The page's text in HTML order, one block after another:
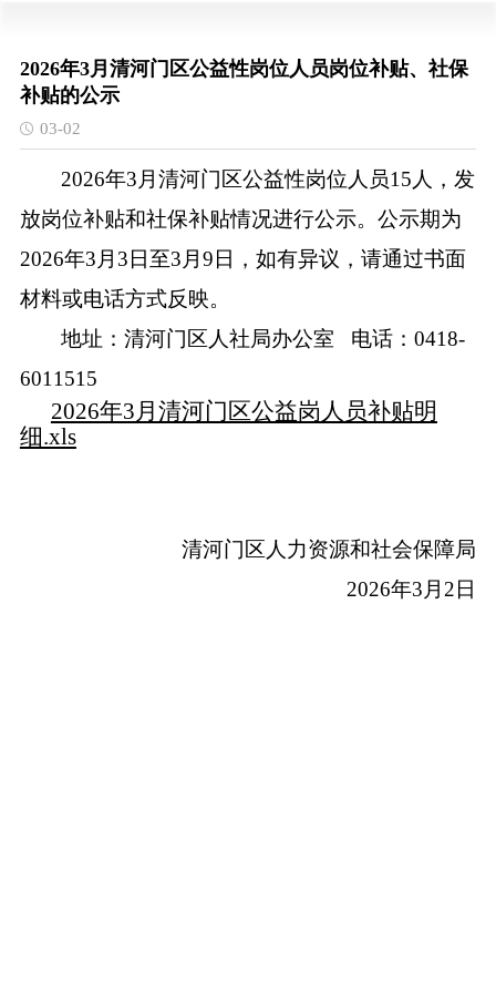
2026年3月清河门区公益性岗位人员岗位补贴、社保
补贴的公示
03-02
2026年3月清河门区公益性岗位人员15人，发
放岗位补贴和社保补贴情况进行公示。公示期为
2026年3月3日至3月9日，如有异议，请通过书面
材料或电话方式反映。
地址：清河门区人社局办公室 电话：0418-
6011515
2026年3月清河门区公益岗人员补贴明
细.xls
清河门区人力资源和社会保障局
2026年3月2日